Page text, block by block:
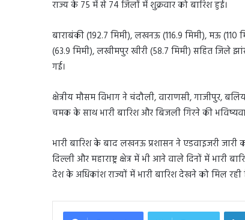
राज्य के 75 में से 74 जिलों में शुक्रवार को बारिश हुई।
बाराबंकी (192.7 मिमी), लखनऊ (116.9 मिमी), मऊ (110
(63.9 मिमी), लखीमपुर खीरी (58.7 मिमी) सहित जिले
गई।
क्षेत्रीय मौसम विभाग ने चंदौली, वाराणसी, गाजीपुर,
चमक के साथ भारी बारिश और बिजली गिरने की
भारी बारिश के बाद लखनऊ प्रशासन ने एडवाइजरी
दिल्ली और महाराष्ट्र क्षेत्र में भी आने वाले दिनों में
देश के अधिकांश राज्यों में भारी बारिश देखने को मिल रही